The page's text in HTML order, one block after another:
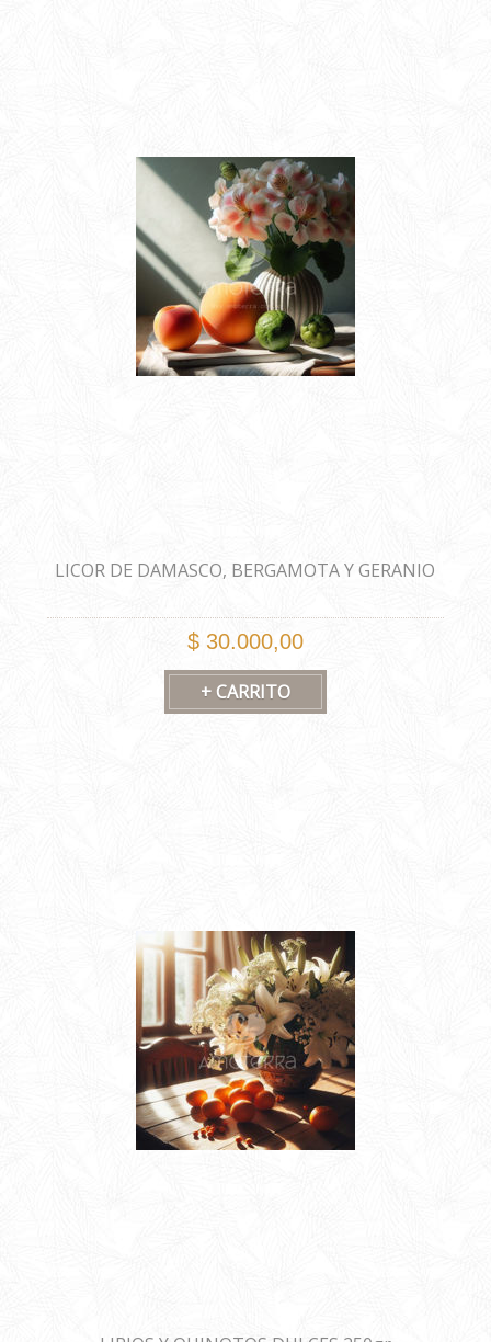
LICOR DE DAMASCO, BERGAMOTA Y GERANIO
$ 30.000,00